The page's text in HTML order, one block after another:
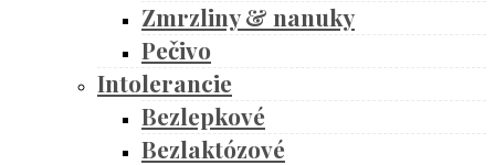
Zmrzliny & nanuky
Pečivo
Intolerancie
Bezlepkové
Bezlaktózové